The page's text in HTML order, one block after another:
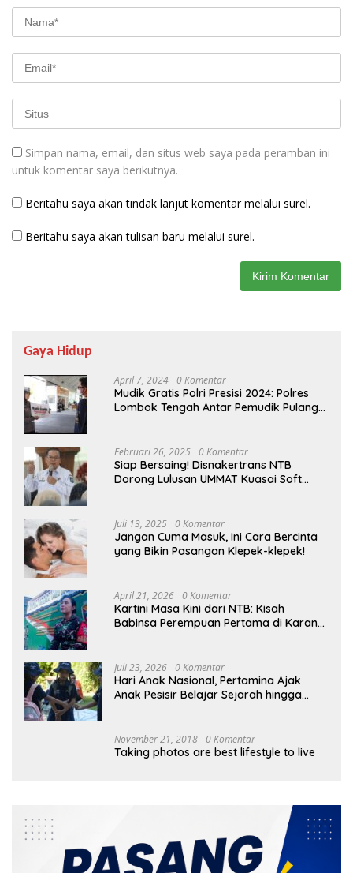
Simpan nama, email, dan situs web saya pada peramban ini
untuk komentar saya berikutnya.
Beritahu saya akan tindak lanjut komentar melalui surel.
Beritahu saya akan tulisan baru melalui surel.
Gaya Hidup
April 7, 2024 0 Komentar
Mudik Gratis Polri Presisi 2024: Polres
Lombok Tengah Antar Pemudik Pulang
Februari 26, 2025 0 Komentar
Siap Bersaing! Disnakertrans NTB
Dorong Lulusan UMMAT Kuasai Soft
Juli 13, 2025 0 Komentar
Jangan Cuma Masuk, Ini Cara Bercinta
yang Bikin Pasangan Klepek-klepek!
April 21, 2026 0 Komentar
Kartini Masa Kini dari NTB: Kisah
Babinsa Perempuan Pertama di Karang
Juli 23, 2026 0 Komentar
Hari Anak Nasional, Pertamina Ajak
Anak Pesisir Belajar Sejarah hingga
November 21, 2018 0 Komentar
Taking photos are best lifestyle to live